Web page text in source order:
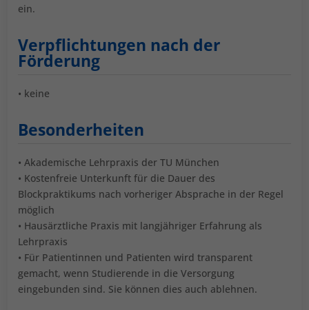
ein.
Verpflichtungen nach der
Förderung
• keine
Besonderheiten
• Akademische Lehrpraxis der TU München
• Kostenfreie Unterkunft für die Dauer des
Blockpraktikums nach vorheriger Absprache in der Regel
möglich
• Hausärztliche Praxis mit langjähriger Erfahrung als
Lehrpraxis
• Für Patientinnen und Patienten wird transparent
gemacht, wenn Studierende in die Versorgung
eingebunden sind. Sie können dies auch ablehnen.